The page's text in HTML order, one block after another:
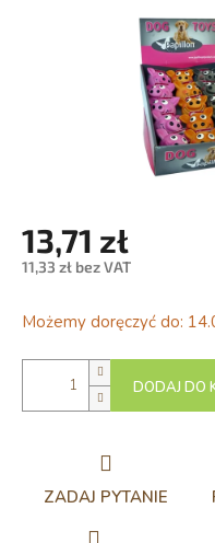
13,71 zł
11,33 zł bez VAT
jednostkowa:
Możemy doręczyć do:
DODAJ DO
ZADAJ PYTANIE